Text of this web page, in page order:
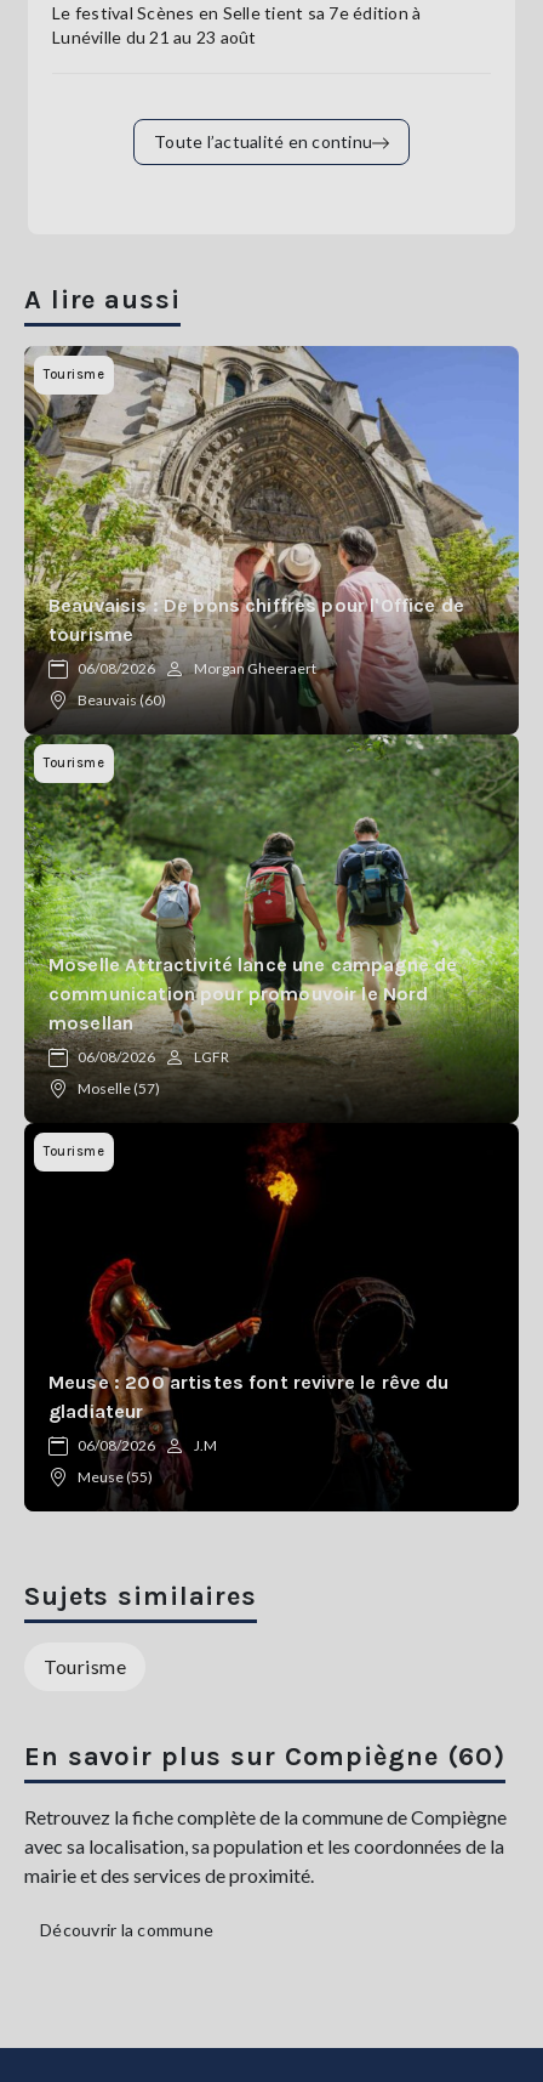
Le festival Scènes en Selle tient sa 7e édition à
Lunéville du 21 au 23 août
Toute l’actualité en continu
A lire aussi
Tourisme
Beauvaisis : De bons chiffres pour l'Office de
tourisme
06/08/2026
Morgan Gheeraert
Beauvais (60)
Tourisme
Moselle Attractivité lance une campagne de
communication pour promouvoir le Nord
mosellan
06/08/2026
LGFR
Moselle (57)
Tourisme
Meuse : 200 artistes font revivre le rêve du
gladiateur
06/08/2026
J.M
Meuse (55)
Sujets similaires
Tourisme
En savoir plus sur Compiègne (60)
Retrouvez la fiche complète de la commune de Compiègne
avec sa localisation, sa population et les coordonnées de la
mairie et des services de proximité.
Découvrir la commune